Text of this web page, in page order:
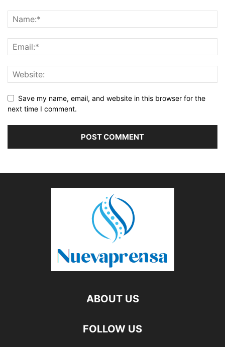
Save my name, email, and website in this browser for the
next time I comment.
ABOUT US
FOLLOW US